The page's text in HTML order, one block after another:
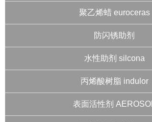
聚乙烯蜡 euroceras
防闪锈助剂
水性助剂 silcona
丙烯酸树脂 indulor
表面活性剂 AEROSOL